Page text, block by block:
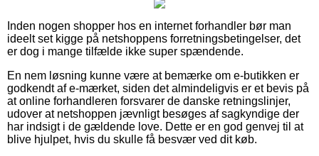
Inden nogen shopper hos en internet forhandler bør man
ideelt set kigge på netshoppens forretningsbetingelser, det
er dog i mange tilfælde ikke super spændende.
En nem løsning kunne være at bemærke om e-butikken er
godkendt af e-mærket, siden det almindeligvis er et bevis på
at online forhandleren forsvarer de danske retningslinjer,
udover at netshoppen jævnligt besøges af sagkyndige der
har indsigt i de gældende love. Dette er en god genvej til at
blive hjulpet, hvis du skulle få besvær ved dit køb.